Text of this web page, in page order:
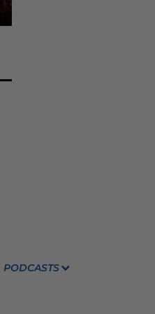
PODCASTS